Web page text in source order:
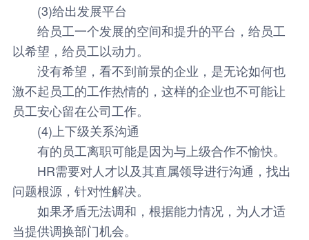
(3)给出发展平台
给员工一个发展的空间和提升的平台，给员工
以希望，给员工以动力。
没有希望，看不到前景的企业，是无论如何也
激不起员工的工作热情的，这样的企业也不可能让
员工安心留在公司工作。
(4)上下级关系沟通
有的员工离职可能是因为与上级合作不愉快。
HR需要对人才以及其直属领导进行沟通，找出
问题根源，针对性解决。
如果矛盾无法调和，根据能力情况，为人才适
当提供调换部门机会。